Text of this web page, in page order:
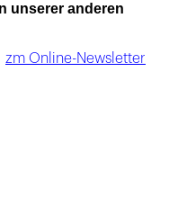
unserer anderen
zm Online-Newsletter